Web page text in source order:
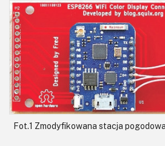
Fot.1 Zmodyfikowana stacja